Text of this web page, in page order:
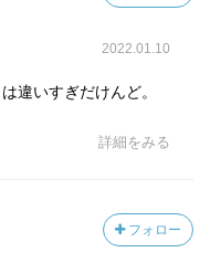
2022.01.10
違いすぎだけんど。
詳細をみる
フォロー